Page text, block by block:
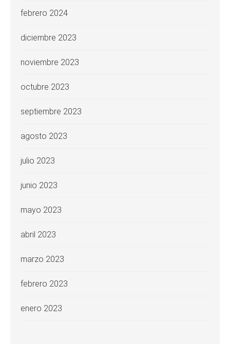
febrero 2024
diciembre 2023
noviembre 2023
octubre 2023
septiembre 2023
agosto 2023
julio 2023
junio 2023
mayo 2023
abril 2023
marzo 2023
febrero 2023
enero 2023